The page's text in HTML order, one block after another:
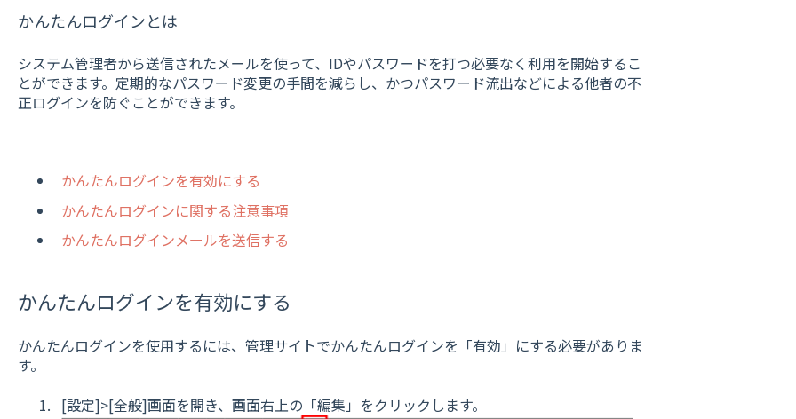
かんたんログインとは
システム管理者から送信されたメールを使って、IDやパスワードを打つ必要なく利用を開始するこ
とができます。定期的なパスワード変更の手間を減らし、かつパスワード流出などによる他者の不
正ログインを防ぐことができます。
かんたんログインを有効にする
かんたんログインに関する注意事項
かんたんログインメールを送信する
かんたんログインを有効にする
かんたんログインを使用するには、管理サイトでかんたんログインを「有効」にする必要がありま
す。
[設定]>[全般]画面を開き、画面右上の「編集」をクリックします。